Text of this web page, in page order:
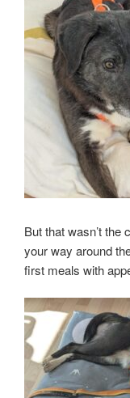
But that wasn’t the
your way around
first meals with